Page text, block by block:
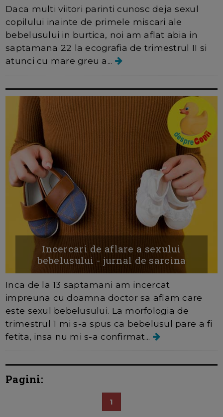
Daca multi viitori parinti cunosc deja sexul
copilului inainte de primele miscari ale
bebelusului in burtica, noi am aflat abia in
saptamana 22 la ecografia de trimestrul II si
atunci cu mare greu a...
Incercari de aflare a sexului
bebelusului - jurnal de sarcina
Inca de la 13 saptamani am incercat
impreuna cu doamna doctor sa aflam care
este sexul bebelusului. La morfologia de
trimestrul 1 mi s-a spus ca bebelusul pare a fi
fetita, insa nu mi s-a confirmat...
Pagini:
1